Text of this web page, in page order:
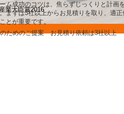
ム成功のコツは、焦らずじっくりと計画
まずは3社以上からお見積りを取り、適正
とが重要です。